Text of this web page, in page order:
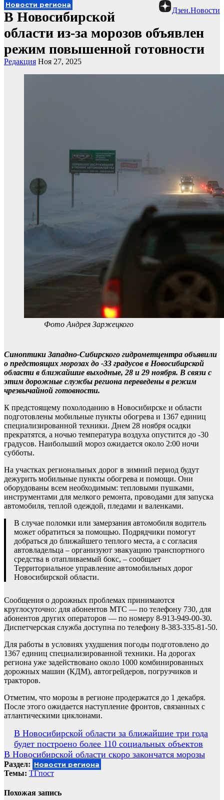
Дзен.Новости
Новости региона
В Новосибирской
области из-за морозов объявлен
режим повышенной готовности
Редакция Ноя 27, 2025
Фото Андрея Заржецкого
Синоптики Западно-Сибирского гидрометцентра объявили
о предстоящих морозах до -33 градусов в Новосибирской
области в ближайшие выходные, 28 и 29 ноября. В связи с
этим дорожные службы региона переведены в режим
чрезвычайной готовности.
К предстоящему похолоданию в Новосибирске и области
подготовлены мобильные пункты обогрева и 1367 единиц
специализированной техники. Днем 28 ноября осадки
прекратятся, а ночью температура воздуха опустится до -30
градусов. Наибольший мороз ожидается около 2:00 ночи
субботы.
На участках региональных дорог в зимний период будут
дежурить мобильные пункты обогрева и помощи. Они
оборудованы всем необходимым: тепловыми пушками,
инструментами для мелкого ремонта, проводами для запуска
автомобиля, теплой одеждой, пледами и валенками.
В случае поломки или замерзания автомобиля водитель
может обратиться за помощью. Подрядчики помогут
добраться до ближайшего теплого места, а с согласия
автовладельца – организуют эвакуацию транспортного
средства в отапливаемый бокс, – сообщает
Территориальное управление автомобильных дорог
Новосибирской области.
Сообщения о дорожных проблемах принимаются
круглосуточно: для абонентов МТС — по телефону 730, для
абонентов других операторов — по номеру 8-913-949-00-30.
Диспетчерская служба доступна по телефону 8-383-335-81-50.
Для работы в условиях ухудшения погоды подготовлено до
1367 единиц специализированной техники. На дорогах
региона уже задействовано около 1000 комбинированных
дорожных машин (КДМ), автогрейдеров, погрузчиков и
тракторов.
Отметим, что морозы в регионе продержатся до 1 декабря.
После этого ожидается наступление фронтов, связанных с
атлантическими циклонами.
Навигация
по
записям
В Новосибирской области за ближайшие три года
будет построено более 110 социальных объектов
В Новосибирской области скоро закончатся морозы
Раздел: Новости региона
Темы: ТГпост
Похожая запись